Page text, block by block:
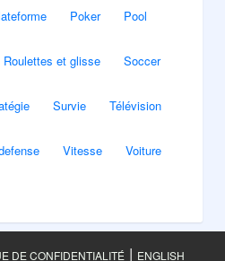
Poker Pool
Roulettes et glisse Soccer
Survie Télévision
Vitesse Voiture
DE CONFIDENTIALITÉ| ENGLISH